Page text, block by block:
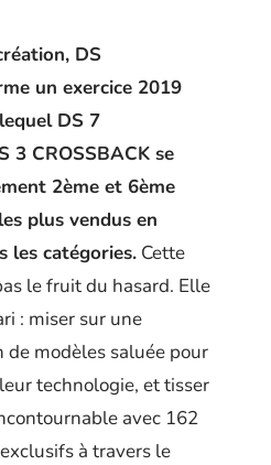
DS
un exercice 2019
DS 7
3 CROSSBACK se
2ème et 6ème
plus vendus en
les catégories. Cette
le fruit du hasard. Elle
: miser sur une
modèles saluée pour
technologie, et tisser
avec 162
à travers le